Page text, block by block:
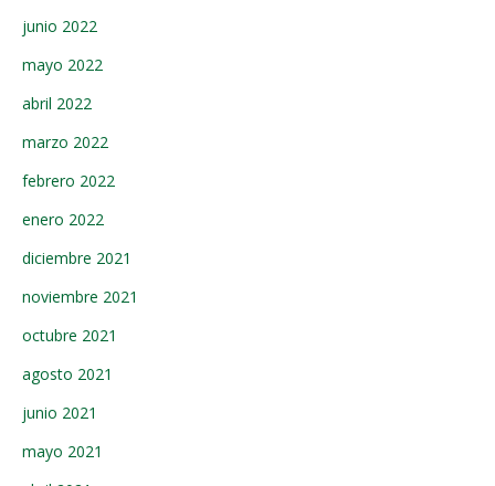
junio 2022
mayo 2022
abril 2022
marzo 2022
febrero 2022
enero 2022
diciembre 2021
noviembre 2021
octubre 2021
agosto 2021
junio 2021
mayo 2021